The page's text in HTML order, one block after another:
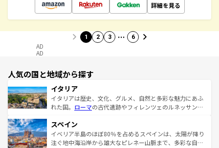
詳細を見る
1 2 3 … 6
AD
AD
人気の国と地域から探す
イタリア
イタリアは歴史、文化、グルメ、自然と多彩な魅力にあふ
れた国。 ローマの古代遺跡やフィレンツェのルネッサンス
ろん、トスカーナの美しい田園風景やアマルフィ海岸の絶
景など、自然景観も見逃せない。観光の合間には、本場の
ピザやパスタなど、絶品のイタリア料理を堪能することも
スペイン
イベリア半島のほぼ80％を占めるスペインは、太陽が降り
注ぐ地中海沿岸から雄大なピレネー山脈まで、多彩な自然